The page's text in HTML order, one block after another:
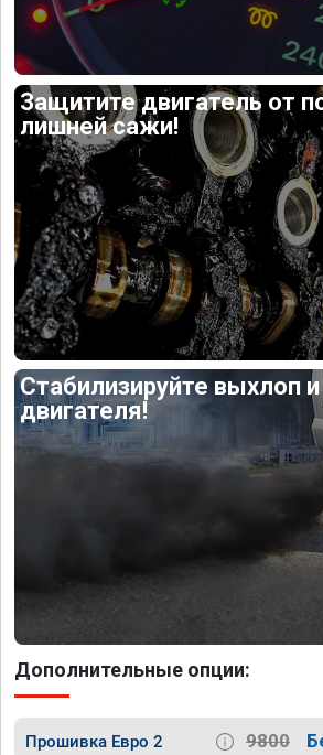
Защитите двигатель от
лишней сажи!
Стабилизируйте выхлоп
двигателя!
Дополнительные опции:
Прошивка Евро 2 9800